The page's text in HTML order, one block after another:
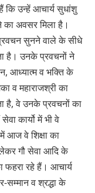
कि उन्हें आचार्य सुधांशु
अवसर मिला है।
सुनने वाले के सीधे
है। उनके प्रवचनों ने
आध्यात्म व भक्ति के
व महाराजश्री का
है, वे उनके प्रवचनों का
कार्यो में भी वे
आज वे शिक्षा का
गौ सेवा आदि के
फहरा रहे हैं। आचार्य
व श्रद्धा के